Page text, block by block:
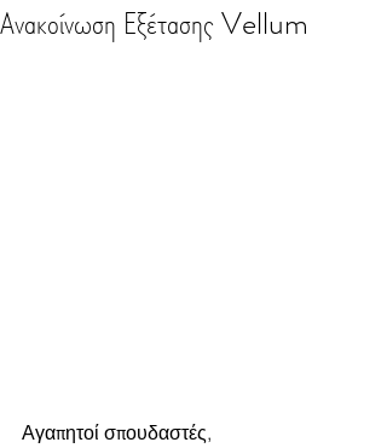
Ανακοίνωση Εξέτασης Vellum
Αγαπητοί σπουδαστές,